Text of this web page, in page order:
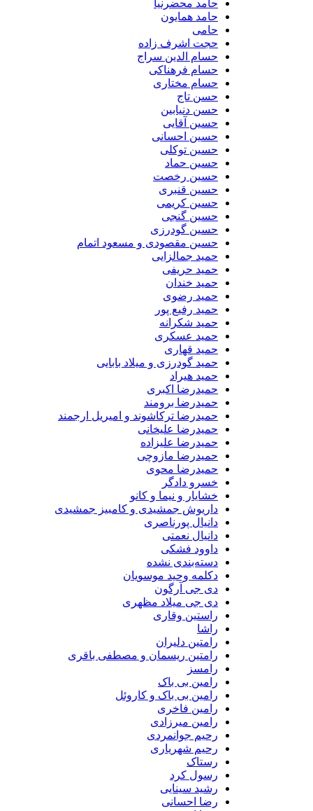
حامد محضرنیا
حامد همایون
حامی
حجت اشرف زاده
حسام الدین سراج
حسام فرهناکی
حسام مختاری
حسن تاج
حسن دنیابین
حسین آقایی
حسین احسانی
حسین توکلی
حسین حماد
حسین رخصت
حسین قنبری
حسین کریمی
حسین گنجی
حسین گودرزی
حسین مقصودی و مسعود اتمام
حمید جمالزایی
حمید حریفی
حمید خندان
حمید رضوی
حمید رفیع پور
حمید شکرانه
حمید عسکری
حمید قهاری
حمید گودرزی و میلاد بابایی
حمید هیراد
حمیدرضا اکبری
حمیدرضا برومند
حمیدرضا ترکاشوند و امیریل ارجمند
حمیدرضا علیخانی
حمیدرضا علیزاده
حمیدرضا مازوچی
حمیدرضا محوی
خسرو دادگر
خشایار و نیما و کانو
داریوش جمشیدی و کامبیز جمشیدی
دانیال پورناصری
دانیال نعمتی
داوود فشکی
دسته‌بندی نشده
دکلمه وحید موسویان
دی جی آرگون
دی جی میلاد مظهری
راستین وقاری
راشا
رامتین دلیران
رامتین ریسمان و مصطفی باقری
رامسز
رامین بی باک
رامین بی باک و کاروئل
رامین فاخری
رامین میرزادی
رحیم جوانمردی
رحیم شهریاری
رستاک
رسول کرد
رشید سینایی
رضا احسانی